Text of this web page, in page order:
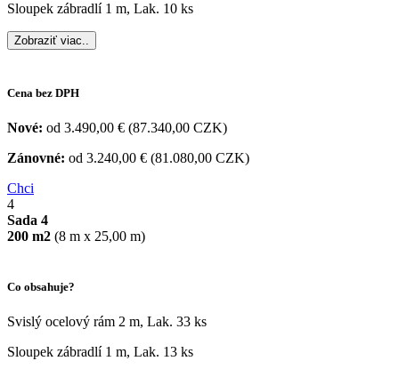
Sloupek zábradlí 1 m, Lak. 10 ks
Zobraziť viac..
Cena bez DPH
Nové: od 3.490,00 € (87.340,00 CZK)
Zánovné: od 3.240,00 € (81.080,00 CZK)
Chci
4
Sada 4
200 m2 (8 m x 25,00 m)
Co obsahuje?
Svislý ocelový rám 2 m, Lak. 33 ks
Sloupek zábradlí 1 m, Lak. 13 ks